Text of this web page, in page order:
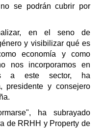
se podrán cubrir por
en el seno de
y visibilizar qué es
economía y como
nos incorporamos en
a este sector, ha
, presidente y consejero
ha subrayado
de RRHH y Property de